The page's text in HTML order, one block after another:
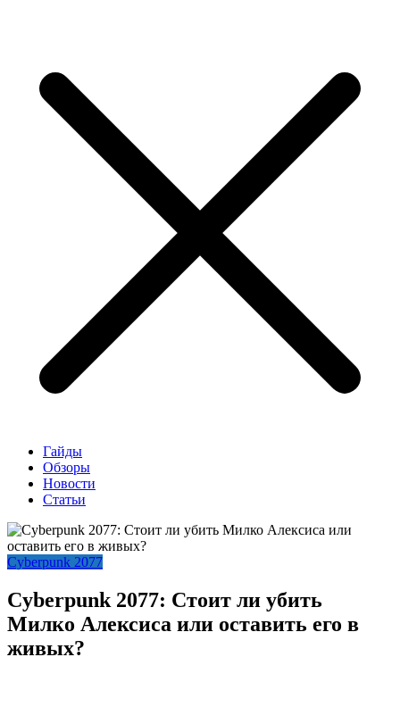
Гайды
Обзоры
Новости
Статьи
Cyberpunk 2077
Cyberpunk 2077: Стоит ли убить
Милко Алексиса или оставить его в
живых?